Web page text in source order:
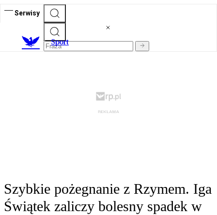
Serwisy
Sport
Szybkie pożegnanie z Rzymem. Iga
Świątek zaliczy bolesny spadek w